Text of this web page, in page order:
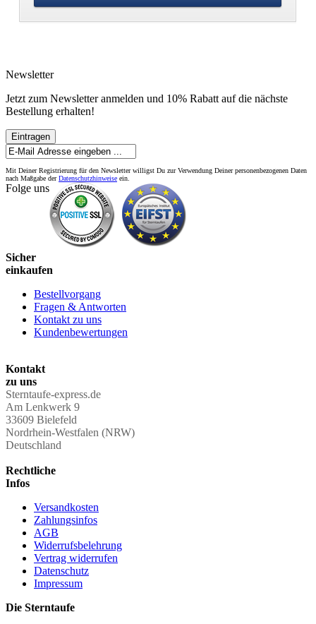
Newsletter
Jetzt zum Newsletter anmelden und 10% Rabatt auf die nächste
Bestellung erhalten!
Eintragen
Mit Deiner Registrierung für den Newsletter willigst Du zur Verwendung Deiner personenbezogenen Daten
nach Maßgabe derDatenschutzhinweise ein.
Folge uns
Sicher
einkaufen
Bestellvorgang
Fragen & Antworten
Kontakt zu uns
Kundenbewertungen
Kontakt
zu uns
Sterntaufe-express.de
Am Lenkwerk 9
33609 Bielefeld
Nordrhein-Westfalen (NRW)
Deutschland
Rechtliche
Infos
Versandkosten
Zahlungsinfos
AGB
Widerrufsbelehrung
Vertrag widerrufen
Datenschutz
Impressum
Die Sterntaufe